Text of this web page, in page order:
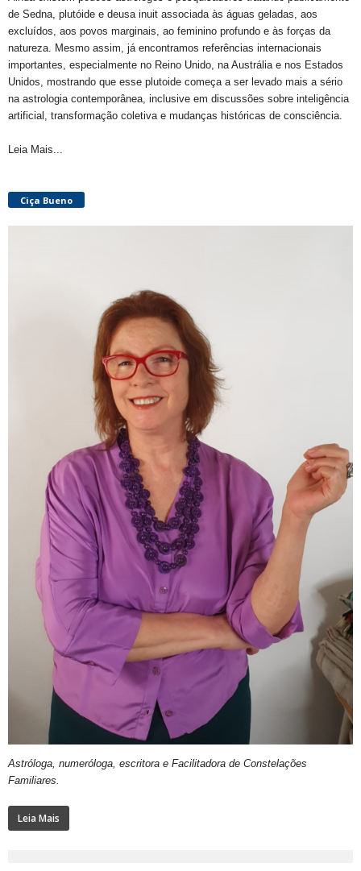
de Sedna, plutóide e deusa inuit associada às águas geladas, aos
excluídos, aos povos marginais, ao feminino profundo e às forças da
natureza. Mesmo assim, já encontramos referências internacionais
importantes, especialmente no Reino Unido, na Austrália e nos Estados
Unidos, mostrando que esse plutoide começa a ser levado mais a sério
na astrologia contemporânea, inclusive em discussões sobre inteligência
artificial, transformação coletiva e mudanças históricas de consciência.
Leia Mais...
Ciça Bueno
Astróloga, numeróloga, escritora e Facilitadora de Constelações
Familiares.
Leia Mais